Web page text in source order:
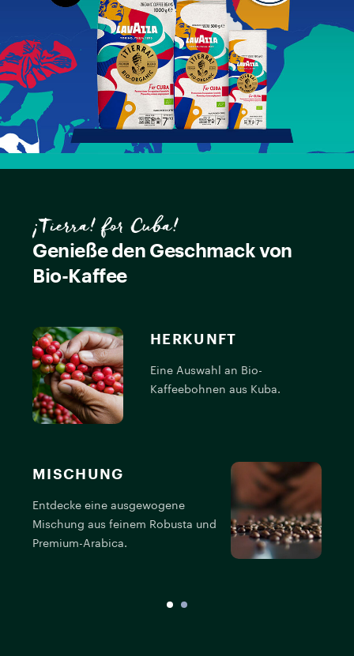
¡Tierra! for Cuba!
Genieße den Geschmack von
Bio-Kaffee
HERKUNFT
Eine Auswahl an Bio-
Kaffeebohnen aus Kuba.
MISCHUNG
Entdecke eine ausgewogene
Mischung aus feinem Robusta und
Premium-Arabica.